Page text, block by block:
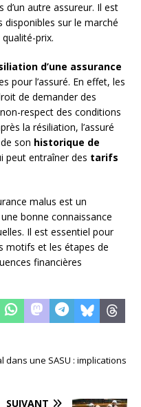
d’un autre assureur. Il est
sur le marché
prix.
d’une assurance
pour l’assuré. En effet, les
de demander des
respect des conditions
la résiliation, l’assuré
son historique de
peut entraîner des tarifs
malus est un
bonne connaissance
Il est essentiel pour
motifs et les étapes de
financières
dans une SASU : implications
SUIVANT